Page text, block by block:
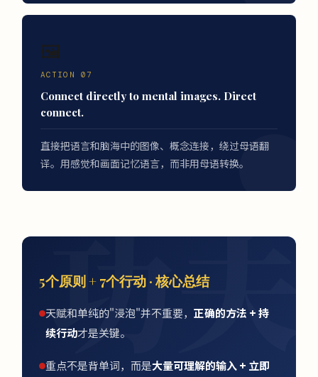
🖼️
ACTION 07
Connect directly to mental images. Direct
connect.
直接把语言和脑海中的图像、概念连接，绕过母语翻
译。用感觉和画面记忆语言，而非用母语转换。
5个原则 + 7个行动 · 核心总结
天赋和单纯的"浸泡"并不重要， 正确的方法 + 持
续行动才是关键。
重点不是背单词，而是大量可理解的输入 + 立即